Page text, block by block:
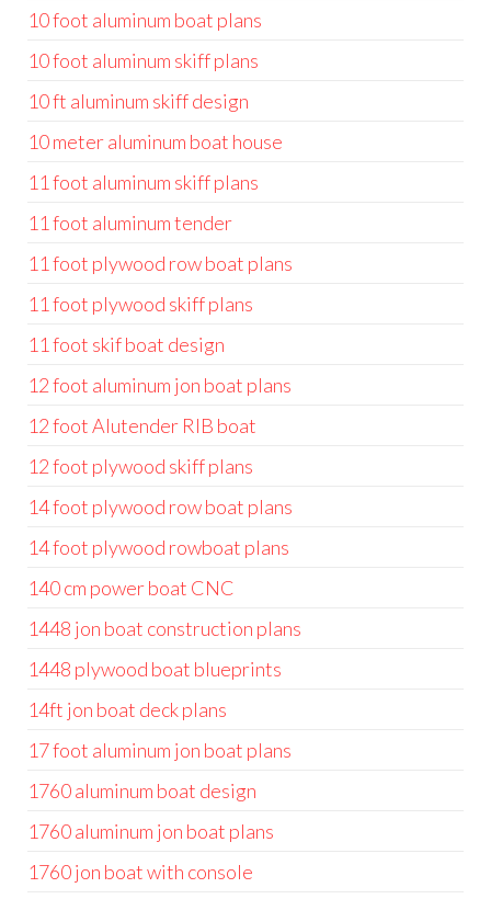
10 foot aluminum boat plans
10 foot aluminum skiff plans
10 ft aluminum skiff design
10 meter aluminum boat house
11 foot aluminum skiff plans
11 foot aluminum tender
11 foot plywood row boat plans
11 foot plywood skiff plans
11 foot skif boat design
12 foot aluminum jon boat plans
12 foot Alutender RIB boat
12 foot plywood skiff plans
14 foot plywood row boat plans
14 foot plywood rowboat plans
140 cm power boat CNC
1448 jon boat construction plans
1448 plywood boat blueprints
14ft jon boat deck plans
17 foot aluminum jon boat plans
1760 aluminum boat design
1760 aluminum jon boat plans
1760 jon boat with console